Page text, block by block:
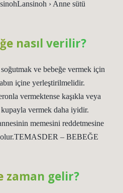
› Anne sütü
nasıl verilir?
ve bebeğe vermek için
içine yerleştirilmelidir.
vermektense kaşıkla veya
kupayla vermek daha iyidir.
memesini reddetmesine
olur.TEMASDER – BEBEĞE
zaman gelir?